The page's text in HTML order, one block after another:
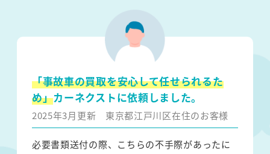
「事故車の買取を安心して任せられるた
め」カーネクストに依頼しました。
2025年3月更新 東京都江戸川区在住のお客様
必要書類送付の際、こちらの不手際があったに